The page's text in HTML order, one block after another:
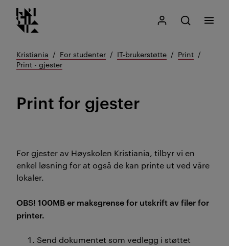
Gå
til
Kristiania logo
Mitt Kristiania
Åpne søk
Søk
Meny
Kristiania For studenter IT-brukerstøtte
Print
Print - gjester
Print for gjester
For gjester av Høyskolen Kristiania, tilbyr vi en
enkel løsning for at også de kan printe ut ved våre
lokaler.
OBS! 100MB er maksgrense for utskrift av filer for
printer.
Send dokumentet som vedlegg i støttet